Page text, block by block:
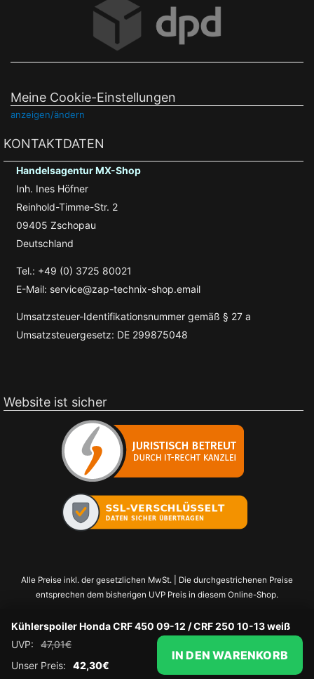
Meine Cookie-Einstellungen
anzeigen/ändern
KONTAKTDATEN
Handelsagentur MX-Shop
Inh. Ines Höfner
Reinhold-Timme-Str. 2
09405 Zschopau
Deutschland
Tel.: +49 (0) 3725 80021
E-Mail: service@zap-technix-shop.email
Umsatzsteuer-Identifikationsnummer gemäß § 27 a
Umsatzsteuergesetz: DE 299875048
Website ist sicher
Alle Preise inkl. der gesetzlichen MwSt. | Die durchgestrichenen Preise
entsprechen dem bisherigen UVP Preis in diesem Online-Shop.
Kühlerspoiler Honda CRF 450 09-12 / CRF 250 10-13 weiß
UVP:
47,01€
Unser Preis:
42,30€
IN DEN WARENKORB